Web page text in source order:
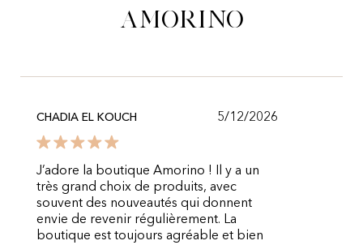
Amorino
CHADIA EL KOUCH 5/12/2026
J’adore la boutique Amorino ! Il y a un
très grand choix de produits, avec
souvent des nouveautés qui donnent
envie de revenir régulièrement. La
boutique est toujours agréable et bien